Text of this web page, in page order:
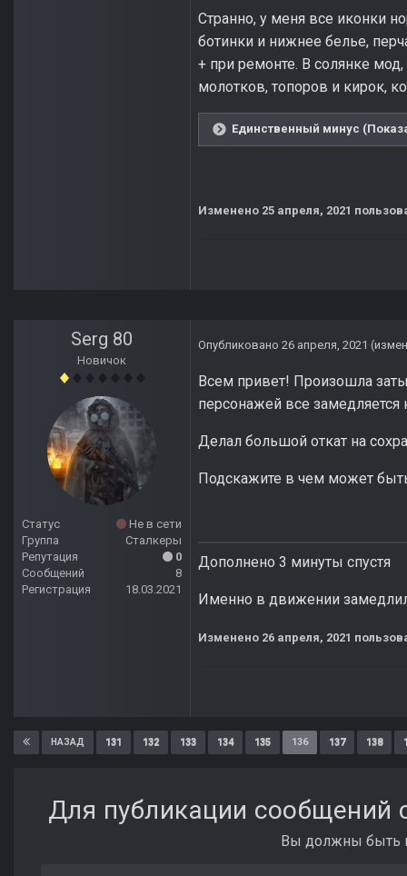
Странно, у меня все иконки
ботинки и нижнее белье,
+ при ремонте. В солянке
молотков, топоров и кирок,
Единственный минус
Изменено 25 апреля, 2021
Serg 80
Новичок
Статус
Не в сети
Группа
Сталкеры
Репутация
0
Сообщений
8
Регистрация
18.03.2021
Опубликовано 26 апреля, 2021
Всем привет! Произошла
персонажей все
Делал большой откат на
Подскажите в чем может
Дополнено 3 минуты спустя
Именно в движении
Изменено 26 апреля, 2021
НАЗАД 131 132 133 134 135 136 137 138
Для публикации сообщений
Вы должны быть